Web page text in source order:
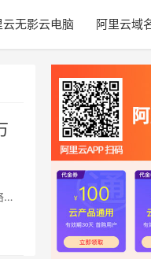
云无影云电脑 阿里云域